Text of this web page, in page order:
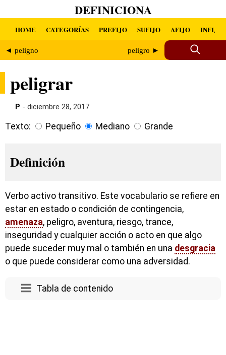
DEFINICIONA
HOME CATEGORÍAS PREFIJO SUFIJO AFIJO INFIJO
◄ peligno peligro ►
peligrar
P - diciembre 28, 2017
Texto: Pequeño Mediano Grande
Definición
Verbo activo transitivo. Este vocabulario se refiere en
estar en estado o condición de contingencia,
amenaza, peligro, aventura, riesgo, trance,
inseguridad y cualquier acción o acto en que algo
puede suceder muy mal o también en una desgracia
o que puede considerar como una adversidad.
Tabla de contenido